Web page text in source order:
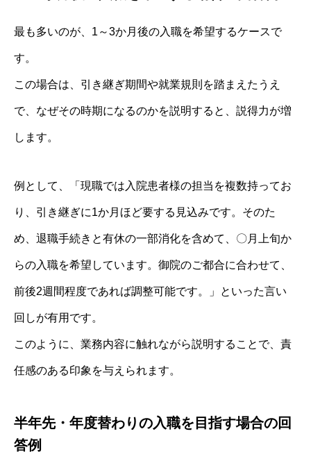
最も多いのが、1～3か月後の入職を希望するケースで
す。
この場合は、引き継ぎ期間や就業規則を踏まえたうえ
で、なぜその時期になるのかを説明すると、説得力が増
します。
例として、「現職では入院患者様の担当を複数持ってお
り、引き継ぎに1か月ほど要する見込みです。そのた
め、退職手続きと有休の一部消化を含めて、〇月上旬か
らの入職を希望しています。御院のご都合に合わせて、
前後2週間程度であれば調整可能です。」といった言い
回しが有用です。
このように、業務内容に触れながら説明することで、責
任感のある印象を与えられます。
半年先・年度替わりの入職を目指す場合の回
答例